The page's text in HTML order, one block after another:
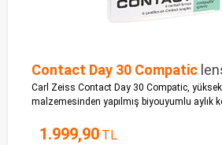
Contact Day 30 Compatic
Carl Zeiss Contact Day 30 Compatic,
malzemesinden yapılmış biyouyumlu aylık
1.999,90 TL